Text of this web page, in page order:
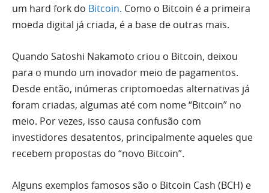
um hard fork do Bitcoin. Como o Bitcoin é a primeira
moeda digital já criada, é a base de outras mais.
Quando Satoshi Nakamoto criou o Bitcoin, deixou
para o mundo um inovador meio de pagamentos.
Desde então, inúmeras criptomoedas alternativas já
foram criadas, algumas até com nome “Bitcoin” no
meio. Por vezes, isso causa confusão com
investidores desatentos, principalmente aqueles que
recebem propostas do “novo Bitcoin”.
Alguns exemplos famosos são o Bitcoin Cash (BCH) e